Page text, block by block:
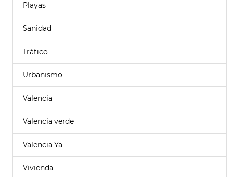
Playas
Sanidad
Tráfico
Urbanismo
Valencia
Valencia verde
Valencia Ya
Vivienda